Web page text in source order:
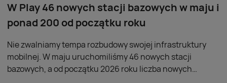
W Play 46 nowych stacji bazowych w maju i
ponad 200 od początku roku
Nie zwalniamy tempa rozbudowy swojej infrastruktury
mobilnej. W maju uruchomiliśmy 46 nowych stacji
bazowych, a od początku 2026 roku liczba nowych